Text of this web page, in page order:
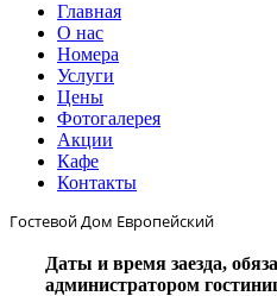
Главная
O нас
Номера
Услуги
Цены
Фотогалерея
Акции
Кафе
Контакты
Гостевой Дом Европейский
Даты и время заезда,
администратором